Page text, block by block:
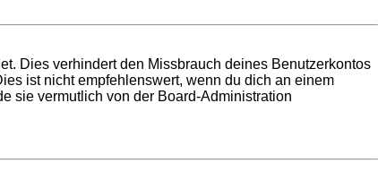
Dies verhindert den Missbrauch deines Benutzerkontos
ist nicht empfehlenswert, wenn du dich an einem
sie vermutlich von der Board-Administration